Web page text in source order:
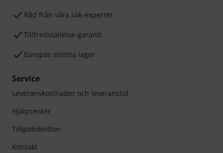
Råd från våra sak-experter
Tillfredställelse-garanti
Europas största lager
Service
Leveranskostnader och leveranstid
Hjälpcenter
Tillgodokvitton
Kontakt